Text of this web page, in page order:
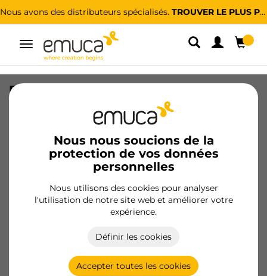
Nous avons des distributeurs spécialisés. TROUVER LE PLUS PROCHE
Alterner
navigation
Nous nous soucions de la
protection de vos données
personnelles
Nous utilisons des cookies pour analyser
l'utilisation de notre site web et améliorer votre
expérience.
Définir les cookies
Accepter toutes les cookies
Fixation pour éléments hauts anti-
basculement Levelup 1, droite, acier,
4030705/EAN 8432393291024
Produits essentiels
Devenir client